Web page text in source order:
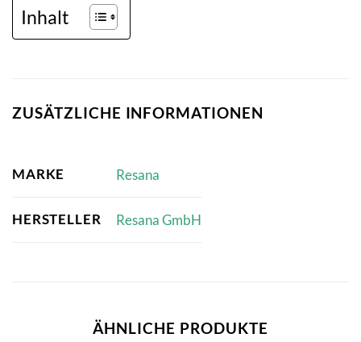
Inhalt
ZUSÄTZLICHE INFORMATIONEN
MARKE Resana
HERSTELLER Resana GmbH
ÄHNLICHE PRODUKTE